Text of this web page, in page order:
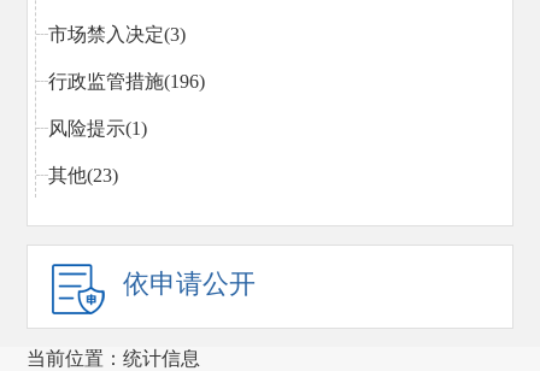
市场禁入决定(3)
行政监管措施(196)
风险提示(1)
其他(23)
依申请公开
当前位置：统计信息